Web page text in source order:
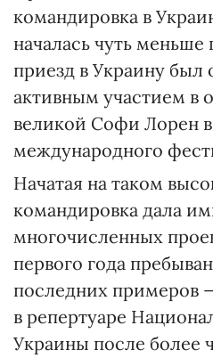
командировка в
началась чуть меньше
приезд в Украину был
активным участием в
великой Софи Лорен
международного
Начатая на таком
командировка дала
многочисленных
первого года
последних примеров
в репертуаре
Украины после более